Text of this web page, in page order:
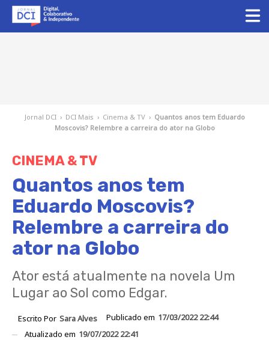
Jornal DCI › DCI Mais › Cinema & TV › Quantos anos tem Eduardo
Moscovis? Relembre a carreira do ator na Globo
CINEMA & TV
Quantos anos tem
Eduardo Moscovis?
Relembre a carreira do
ator na Globo
Ator está atualmente na novela Um
Lugar ao Sol como Edgar.
Escrito Por Sara Alves Publicado em 17/03/2022 22:44
Atualizado em 19/07/2022 22:41